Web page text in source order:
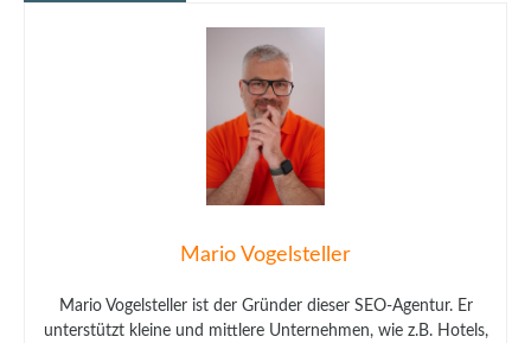
Mario Vogelsteller
Mario Vogelsteller ist der Gründer dieser SEO-Agentur. Er
unterstützt kleine und mittlere Unternehmen, wie z.B. Hotels,